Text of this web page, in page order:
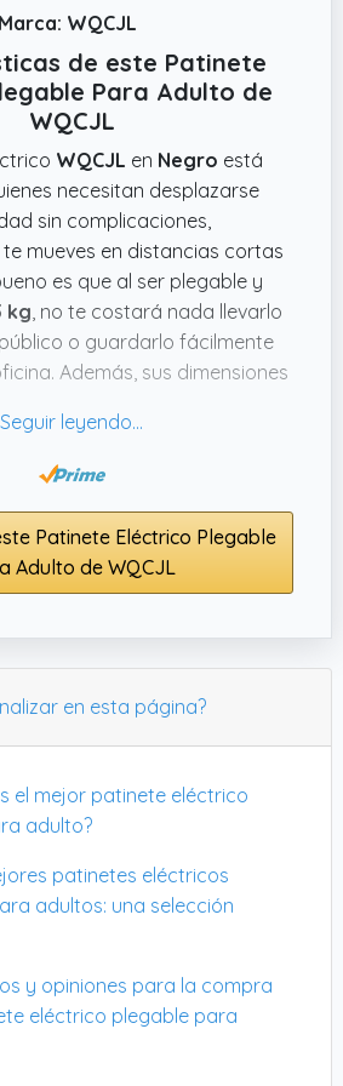
Marca: WQCJL
de este Patinete
Para Adulto de
WQCJL
WQCJL en Negro está
necesitan desplazarse
sin complicaciones,
mueves en distancias cortas
es que al ser plegable y
kg , no te costará nada llevarlo
o guardarlo fácilmente
Además, sus dimensiones
hacen bastante manejable.
que llama la atención es la
te muestra la velocidad, batería
real, y que se controla
Bluetooth. Esto está genial
control de crucero. La batería
km, ideal para evitar parones,
sólidos no te van a dejar tirado
resbaladizas. Si
para el día a día, parece
Patinete Eléctrico Plegable
Adulto de WQCJL
en esta página?
el mejor patinete eléctrico
adulto?
patinetes eléctricos
adultos: una selección
y opiniones para la compra
eléctrico plegable para